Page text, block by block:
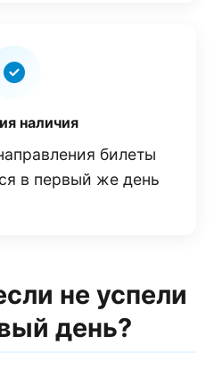
наличия
билеты
в первый же день
не успели
день?